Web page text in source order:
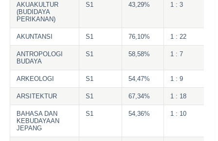
AKUAKULTUR
(BUDIDAYA
PERIKANAN)
S1 43,29% 1 : 3
AKUNTANSI S1 76,10% 1 : 22
ANTROPOLOGI
BUDAYA
S1 58,58% 1 : 7
ARKEOLOGI S1 54,47% 1 : 9
ARSITEKTUR S1 67,34% 1 : 18
BAHASA DAN
KEBUDAYAAN
JEPANG
S1 54,36% 1 : 10